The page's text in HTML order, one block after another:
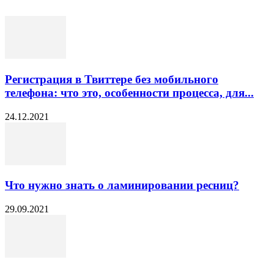
Регистрация в Твиттере без мобильного
телефона: что это, особенности процесса, для...
24.12.2021
Что нужно знать о ламинировании ресниц?
29.09.2021